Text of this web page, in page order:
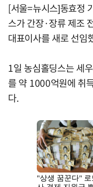
[서울=뉴시스]동효정
스가 간장·장류 제조
대표이사를 새로 선임
1일 농심홀딩스는 세
를 약 1000억원에 취
다.